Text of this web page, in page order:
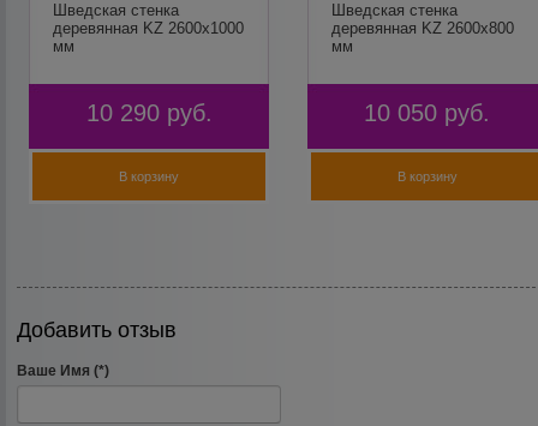
Шведская стенка
деревянная KZ 2600х1000
мм
10 290 руб.
В корзину
Шведская стенка
деревянная KZ 2600х800
мм
10 050 руб.
В корзину
Добавить отзыв
Ваше Имя (*)